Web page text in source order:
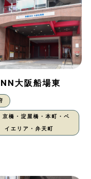
大阪船場東
京橋・淀屋橋・本町・ベ
イエリア・弁天町